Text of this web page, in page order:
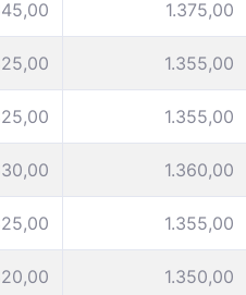
1.375,00
1.355,00
1.355,00
1.360,00
1.355,00
1.350,00